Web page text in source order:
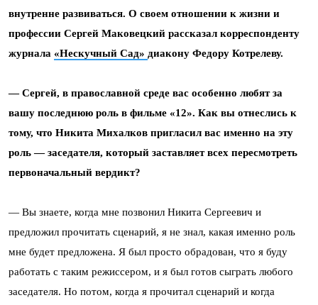
внутренне развиваться. О своем отношении к жизни и
профессии Сергей Маковецкий рассказал корреспонденту
журнала «Нескучный Сад» диакону Федору Котрелеву.
— Сергей, в православной среде вас особенно любят за
вашу последнюю роль в фильме «12». Как вы отнеслись к
тому, что Никита Михалков пригласил вас именно на эту
роль — заседателя, который заставляет всех пересмотреть
первоначальный вердикт?
— Вы знаете, когда мне позвонил Никита Сергеевич и
предложил прочитать сценарий, я не знал, какая именно роль
мне будет предложена. Я был просто обрадован, что я буду
работать с таким режиссером, и я был готов сыграть любого
заседателя. Но потом, когда я прочитал сценарий и когда